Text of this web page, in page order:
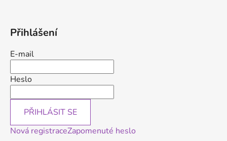
Přihlášení
E-mail
Heslo
PŘIHLÁSIT SE
Nová registraceZapomenuté heslo